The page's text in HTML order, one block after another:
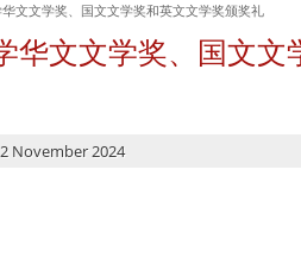
文文学奖、国文文学奖和英文文学奖颁奖礼
华文文学奖、国文文
November 2024